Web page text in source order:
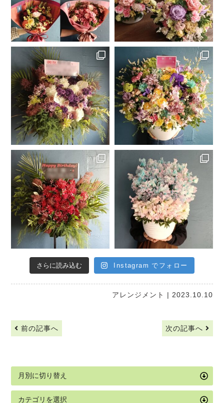
さらに読み込む Instagram でフォロー
アレンジメント | 2023.10.10
前の記事へ 次の記事へ